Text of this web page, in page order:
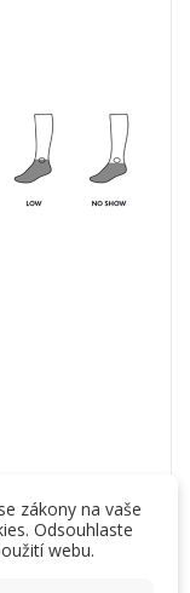
zipem!
aviváže,
zákony na vaše
Odsouhlaste
webu.